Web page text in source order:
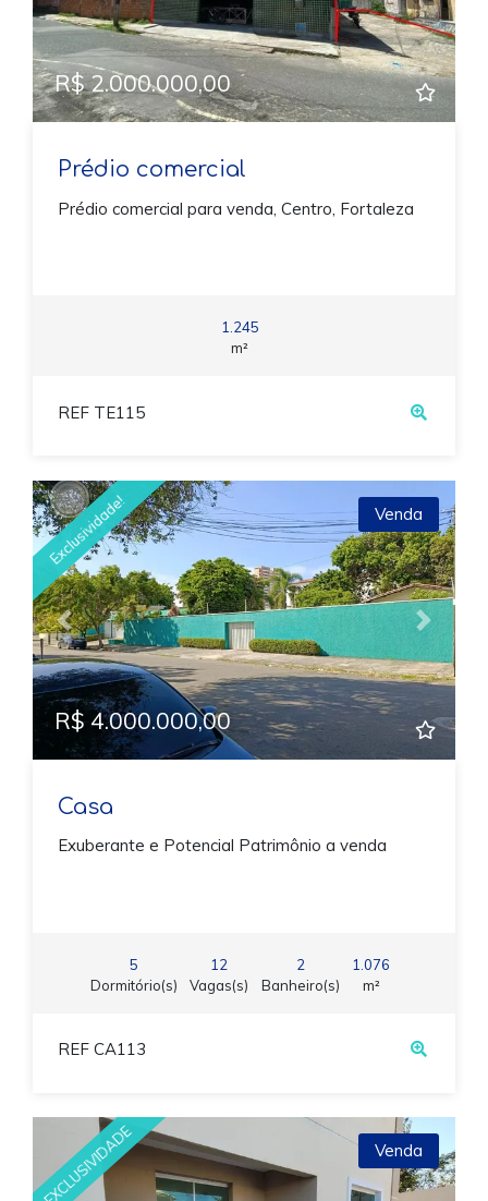
R$ 2.000.000,00
Prédio comercial
Prédio comercial para venda, Centro, Fortaleza
1.245
m²
REF TE115
Previous Next
Exclusividade! Venda
R$ 4.000.000,00
Casa
Exuberante e Potencial Patrimônio a venda
5
Dormitório(s)
12
Vagas(s)
2
Banheiro(s)
1.076
m²
REF CA113
EXCLUSIVIDADE Venda